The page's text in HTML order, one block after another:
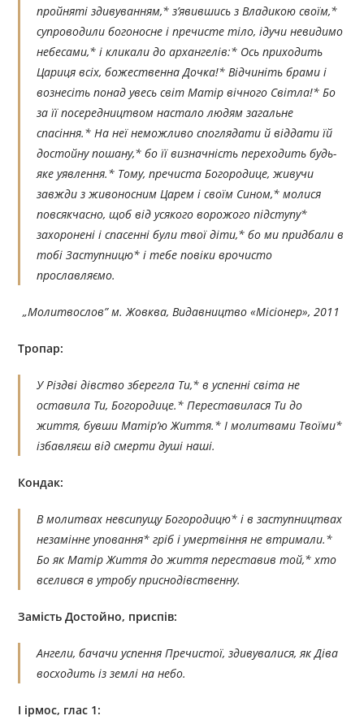
пройняті здивуванням,* з’явившись з Владикою своїм,*
супроводили богоносне і пречисте тіло, ідучи невидимо
небесами,* і кликали до архангелів:* Ось приходить
Цариця всіх, божественна Дочка!* Відчиніть брами і
вознесіть понад увесь світ Матір вічного Світла!* Бо
за її посередництвом настало людям загальне
спасіння.* На неї неможливо споглядати й віддати їй
достойну пошану,* бо її визначність переходить будь-
яке уявлення.* Тому, пречиста Богородице, живучи
завжди з живоносним Царем і своїм Сином,* молися
повсякчасно, щоб від усякого ворожого підступу*
захоронені і спасенні були твої діти,* бо ми придбали в
тобі Заступницю* і тебе повіки врочисто
прославляємо.
„Молитвослов”м. Жовква, Видавництво «Місіонер», 2011
Тропар:
У Різдві дівство зберегла Ти,* в успенні світа не
оставила Ти, Богородице.* Переставилася Ти до
життя, бувши Матір’ю Життя.* I молитвами Твоїми*
ізбавляєш від смерти душі наші.
Кондак:
В молитвах невсипущу Богородицю* і в заступництвах
незамінне уповання* гріб і умертвіння не втримали.*
Бо як Матір Життя до життя переставив той,* хто
вселився в утробу приснодівственну.
Замість Достойно, приспів:
Ангели, бачачи успення Пречистої, здивувалися, як Діва
восходить із землі на небо.
І ірмос, глас 1: